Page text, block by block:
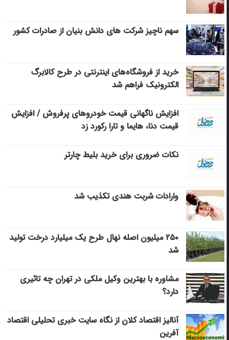
سهم ناچیز شرکت های دانش بنیان از صادرات کشور
خرید از فروشگاه‌های اینترنتی در طرح کالابرگ
الکترونیک فراهم شد
افزایش ناگهانی قیمت خودروهای پرفروش / افزایش
قیمت دنا، هایما و تارا رکورد زد
نکات ضروری برای خرید بلیط چارتر
وارادات شربت هندی تکذیب شد
۲۵۰ میلیون اصله نهال طرح یک میلیارد درخت تولید
شد
مشاوره با بهترین وکیل ملکی در تهران چه تاثیری
دارد؟
آنالیز اقتصاد کلان از نگاه سایت خبری تحلیلی اقتصاد
آفرین